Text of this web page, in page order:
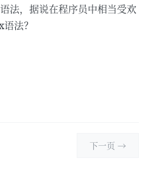
法，据说在程序员中相当受欢
法？
下一页 →